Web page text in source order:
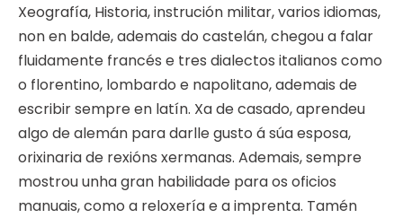
Xeografía, Historia, instrución militar, varios idiomas,
non en balde, ademais do castelán, chegou a falar
fluidamente francés e tres dialectos italianos como
o florentino, lombardo e napolitano, ademais de
escribir sempre en latín. Xa de casado, aprendeu
algo de alemán para darlle gusto á súa esposa,
orixinaria de rexións xermanas. Ademais, sempre
mostrou unha gran habilidade para os oficios
manuais, como a reloxería e a imprenta. Tamén